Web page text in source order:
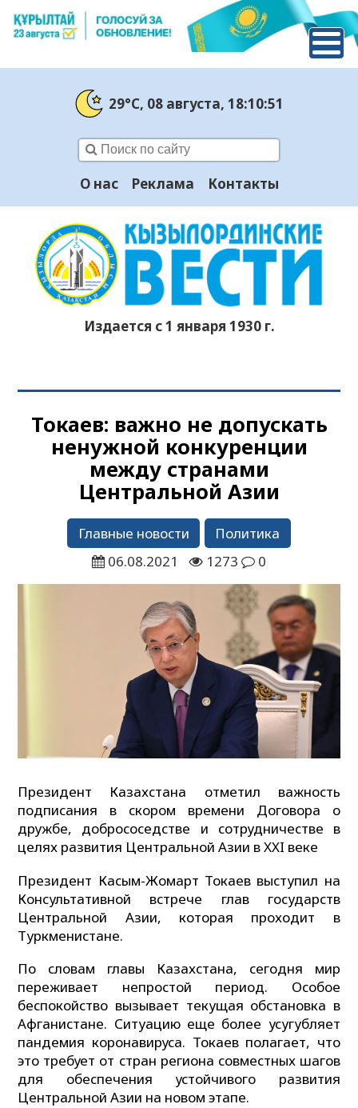
29°C, 08 августа, 18:10:52
О нас Реклама Контакты
Издается с 1 января 1930 г.
Токаев: важно не допускать
ненужной конкуренции
между странами
Центральной Азии
Главные новости
Политика
06.08.2021
1273 0
Президент Казахстана отметил важность
подписания в скором времени Договора о
дружбе, добрососедстве и сотрудничестве в
целях развития Центральной Азии в XXI веке
Президент Касым-Жомарт Токаев выступил на
Консультативной встрече глав государств
Центральной Азии, которая проходит в
Туркменистане.
По словам главы Казахстана, сегодня мир
переживает непростой период. Особое
беспокойство вызывает текущая обстановка в
Афганистане. Ситуацию еще более усугубляет
пандемия коронавируса. Токаев полагает, что
это требует от стран региона совместных шагов
для обеспечения устойчивого развития
Центральной Азии на новом этапе.